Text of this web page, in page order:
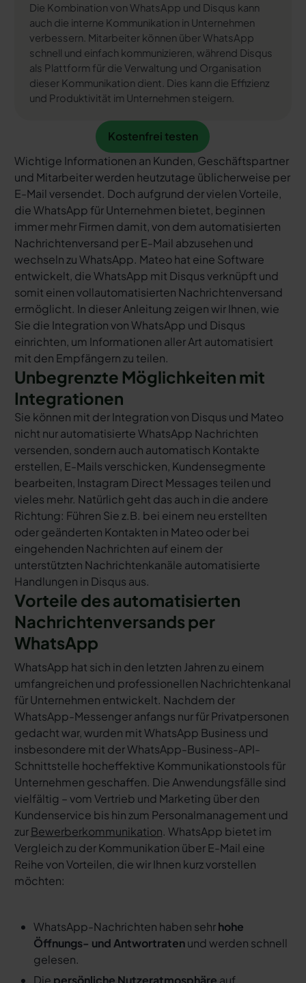
Die Kombination von WhatsApp und Disqus kann
auch die interne Kommunikation in Unternehmen
verbessern. Mitarbeiter können über WhatsApp
schnell und einfach kommunizieren, während Disqus
als Plattform für die Verwaltung und Organisation
dieser Kommunikation dient. Dies kann die Effizienz
und Produktivität im Unternehmen steigern.
Kostenfrei testen
Kostenfrei testen
Wichtige Informationen an Kunden, Geschäftspartner
und Mitarbeiter werden heutzutage üblicherweise per
E-Mail versendet. Doch aufgrund der vielen Vorteile,
die WhatsApp für Unternehmen bietet, beginnen
immer mehr Firmen damit, von dem automatisierten
Nachrichtenversand per E-Mail abzusehen und
wechseln zu WhatsApp. Mateo hat eine Software
entwickelt, die WhatsApp mit Disqus verknüpft und
somit einen vollautomatisierten Nachrichtenversand
ermöglicht. In dieser Anleitung zeigen wir Ihnen, wie
Sie die Integration von WhatsApp und Disqus
einrichten, um Informationen aller Art automatisiert
mit den Empfängern zu teilen.
Unbegrenzte Möglichkeiten mit
Integrationen
Sie können mit der Integration von Disqus und Mateo
nicht nur automatisierte WhatsApp Nachrichten
versenden, sondern auch automatisch Kontakte
erstellen, E-Mails verschicken, Kundensegmente
bearbeiten, Instagram Direct Messages teilen und
vieles mehr. Natürlich geht das auch in die andere
Richtung: Führen Sie z.B. bei einem neu erstellten
oder geänderten Kontakten in Mateo oder bei
eingehenden Nachrichten auf einem der
unterstützten Nachrichtenkanäle automatisierte
Handlungen in Disqus aus.
Vorteile des automatisierten
Nachrichtenversands per
WhatsApp
WhatsApp hat sich in den letzten Jahren zu einem
umfangreichen und professionellen Nachrichtenkanal
für Unternehmen entwickelt. Nachdem der
WhatsApp-Messenger anfangs nur für Privatpersonen
gedacht war, wurden mit WhatsApp Business und
insbesondere mit der WhatsApp-Business-API-
Schnittstelle hocheffektive Kommunikationstools für
Unternehmen geschaffen. Die Anwendungsfälle sind
vielfältig – vom Vertrieb und Marketing über den
Kundenservice bis hin zum Personalmanagement und
zurBewerberkommunikation. WhatsApp bietet im
Vergleich zu der Kommunikation über E-Mail eine
Reihe von Vorteilen, die wir Ihnen kurz vorstellen
möchten:
WhatsApp-Nachrichten haben sehrhohe
Öffnungs- und Antwortratenund werden schnell
gelesen.